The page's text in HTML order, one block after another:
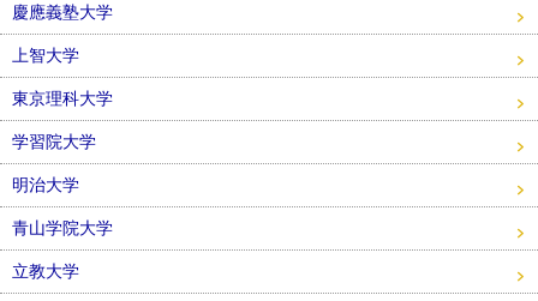
慶應義塾大学
上智大学
東京理科大学
学習院大学
明治大学
青山学院大学
立教大学